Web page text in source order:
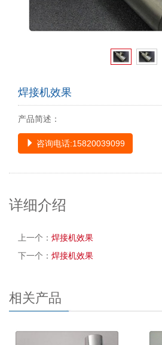
焊接机效果
产品简述：
咨询电话:15820039099
详细介绍
上一个： 焊接机效果
下一个： 焊接机效果
相关产品